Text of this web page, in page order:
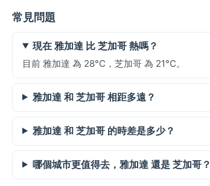
常見問題
現在 雅加達 比 芝加哥 熱嗎？
目前 雅加達 為 28°C，芝加哥 為 21°C。
雅加達 和 芝加哥 相距多遠？
雅加達 和 芝加哥 的時差是多少？
哪個城市更值得去，雅加達 還是 芝加哥？